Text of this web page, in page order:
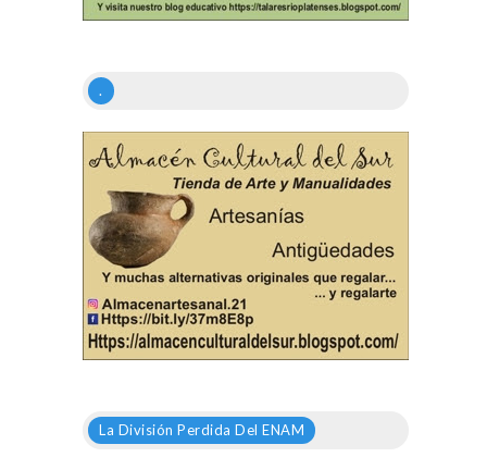
.
La División Perdida Del ENAM